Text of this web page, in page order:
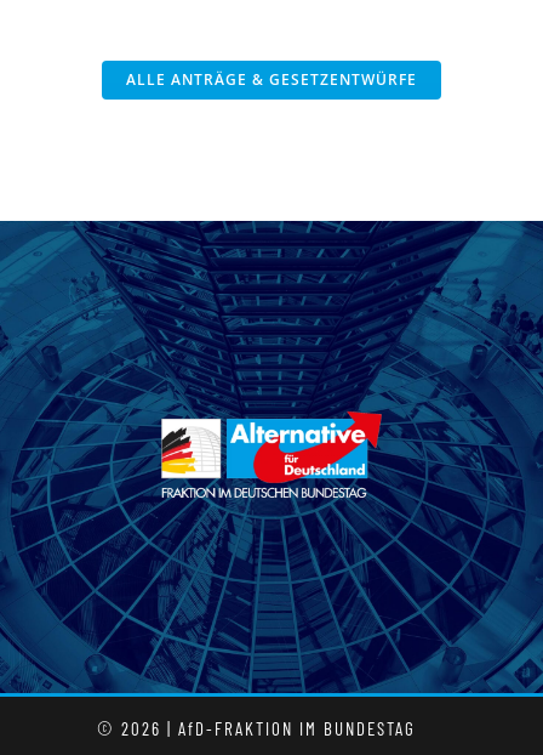
ALLE ANTRÄGE & GESETZENTWÜRFE
© 2026 | AfD-FRAKTION IM BUNDESTAG